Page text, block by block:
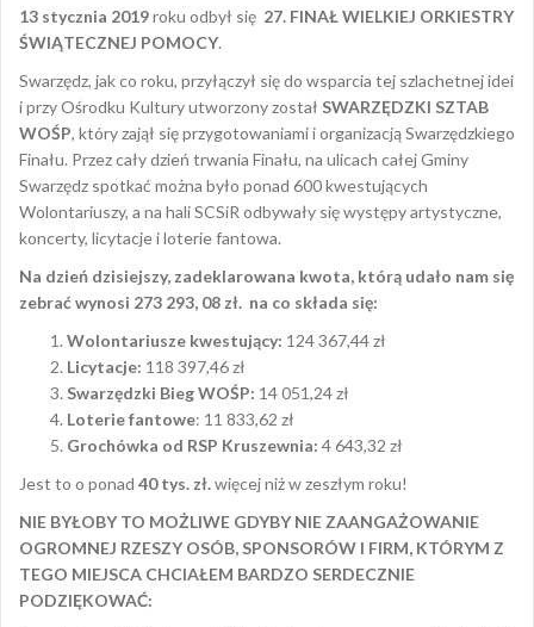
13 stycznia 2019roku odbył się 27. FINAŁ WIELKIEJ ORKIESTRY
ŚWIĄTECZNEJ POMOCY.
Swarzędz, jak co roku, przyłączył się do wsparcia tej szlachetnej idei
i przy Ośrodku Kultury utworzony został SWARZĘDZKI SZTAB
WOŚP, który zajął się przygotowaniami i organizacją Swarzędzkiego
Finału. Przez cały dzień trwania Finału, na ulicach całej Gminy
Swarzędz spotkać można było ponad 600 kwestujących
Wolontariuszy, a na hali SCSiR odbywały się występy artystyczne,
koncerty, licytacje i loterie fantowa.
Na dzień dzisiejszy, zadeklarowana kwota, którą udało nam się
zebrać wynosi 273 293, 08 zł. na co składa się:
Wolontariusze kwestujący: 124 367,44 zł
Licytacje: 118 397,46 zł
Swarzędzki Bieg WOŚP: 14 051,24 zł
Loterie fantowe: 11 833,62 zł
Grochówka od RSP Kruszewnia: 4 643,32 zł
Jest to o ponad 40 tys. zł.więcej niż w zeszłym roku!
NIE BYŁOBY TO MOŻLIWE GDYBY NIE ZAANGAŻOWANIE
OGROMNEJ RZESZY OSÓB, SPONSORÓW I FIRM, KTÓRYM Z
TEGO MIEJSCA CHCIAŁEM BARDZO SERDECZNIE
PODZIĘKOWAĆ: